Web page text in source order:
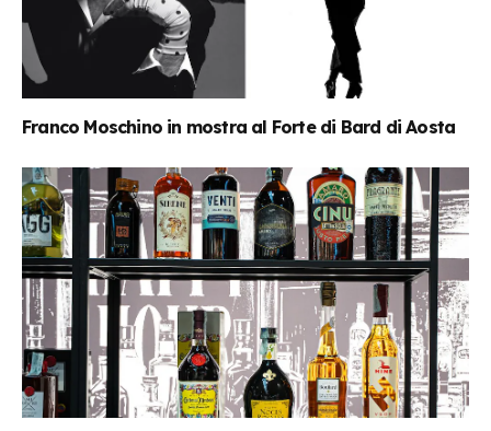
Franco Moschino in mostra al Forte di Bard di Aosta